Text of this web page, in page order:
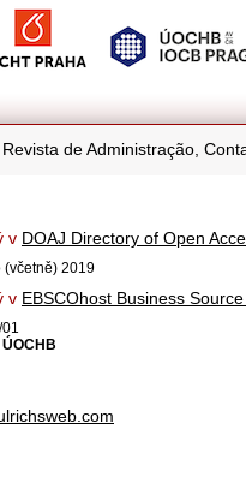
Revista de Administração,
v DOAJ Directory of Open
(včetně) 2019
v EBSCOhost Business